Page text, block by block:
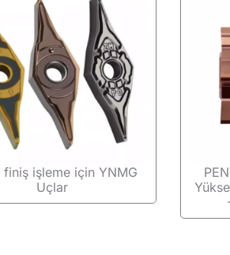
finiş işleme için YNMG
Uçlar